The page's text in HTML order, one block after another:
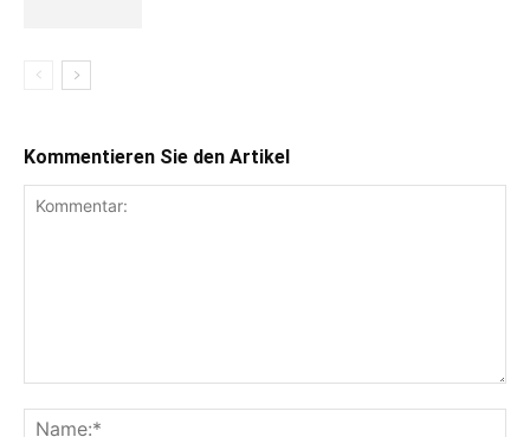
Kommentieren Sie den Artikel